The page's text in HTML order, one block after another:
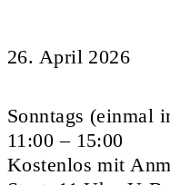
26. April 2026
Sonntags (einmal
11:00 – 15:00
Kostenlos mit